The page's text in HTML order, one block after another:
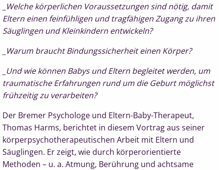
_Welche körperlichen Voraussetzungen sind nötig, damit
Eltern einen feinfühligen und tragfähigen Zugang zu ihren
Säuglingen und Kleinkindern entwickeln?
_Warum braucht Bindungssicherheit einen Körper?
_Und wie können Babys und Eltern begleitet werden, um
traumatische Erfahrungen rund um die Geburt möglichst
frühzeitig zu verarbeiten?
Der Bremer Psychologe und Eltern-Baby-Therapeut,
Thomas Harms, berichtet in diesem Vortrag aus seiner
körperpsychotherapeutischen Arbeit mit Eltern und
Säuglingen. Er zeigt, wie durch körperorientierte
Methoden – u. a. Atmung, Berührung und achtsame